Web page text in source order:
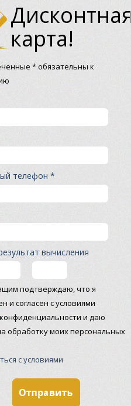
Дисконтная
карта!
* обязательны к
телефон *
вычисления
подтверждаю, что я
и согласен с условиями
и даю
обработку моих персональных
с условиями